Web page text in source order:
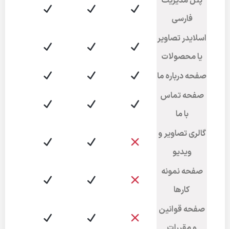
فارسی
اسلایدر تصاویر
یا محصولات
صفحه درباره ما
صفحه تماس
با ما
گالری تصاویر و
ویدیو
صفحه نمونه
کارها
صفحه قوانین